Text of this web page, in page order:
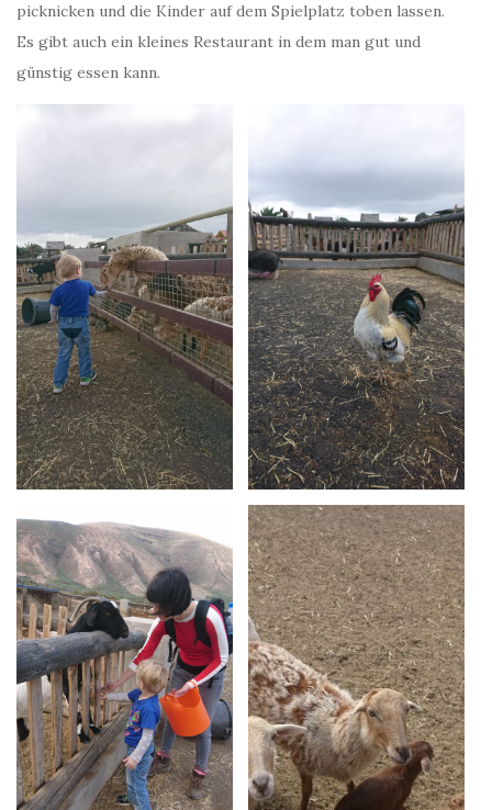
picknicken und die Kinder auf dem Spielplatz toben lassen.
Es gibt auch ein kleines Restaurant in dem man gut und
günstig essen kann.